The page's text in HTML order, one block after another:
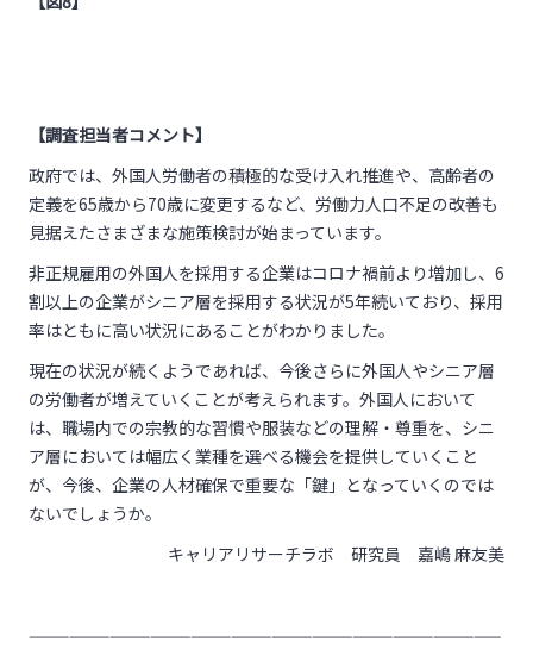
【調査担当者コメント】
政府では、外国人労働者の積極的な受け入れ推進や、高齢者の
定義を65歳から70歳に変更するなど、労働力人口不足の改善も
見据えたさまざまな施策検討が始まっています。
非正規雇用の外国人を採用する企業はコロナ禍前より増加し、6
割以上の企業がシニア層を採用する状況が5年続いており、採用
率はともに高い状況にあることがわかりました。
現在の状況が続くようであれば、今後さらに外国人やシニア層
の労働者が増えていくことが考えられます。外国人において
は、職場内での宗教的な習慣や服装などの理解・尊重を、シニ
ア層においては幅広く業種を選べる機会を提供していくこと
が、今後、企業の人材確保で重要な「鍵」となっていくのでは
ないでしょうか。
キャリアリサーチラボ 研究員 嘉嶋 麻友美
———————————————————————————————————